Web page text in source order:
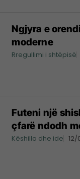
Ngjyra e
moderne
Rregullimi i shtëpisë
Futeni një
çfarë ndodh
Këshilla dhe ide 12/